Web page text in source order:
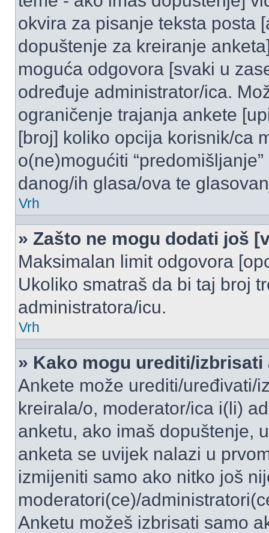
okvira za pisanje teksta posta
dopuštenje za kreiranje
moguća odgovora [svaki u
određuje administrator/ica.
ograničenje trajanja ankete
[broj] koliko opcija korisnik/ca
o(ne)mogućiti
danog/ih glasa/ova te
Vrh
» Zašto ne mogu dodati još
Maksimalan limit odgovora
Ukoliko smatraš da bi taj broj
administratora/icu.
Vrh
» Kako mogu urediti/izbrisati
Ankete može urediti/uređivati/
kreirala/o, moderator/ica i(li)
anketu, ako imaš dopuštenje,
anketa se uvijek nalazi u
izmijeniti samo ako nitko još
moderatori(ce)/
Anketu možeš izbrisati samo